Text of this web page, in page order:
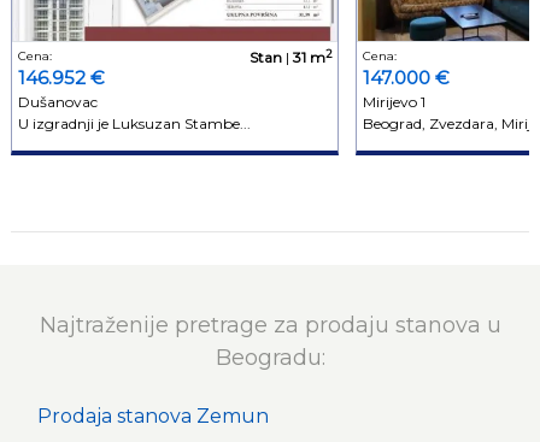
Cena:
146.952 €
Stan|31 m2
Dušanovac
U izgradnji je Luksuzan Stambe...
Cena:
147.000 €
Mirijevo 1
Beograd, Zvezdara,
Najtraženije pretrage za prodaju stanova u
Beogradu:
Prodaja stanova Zemun